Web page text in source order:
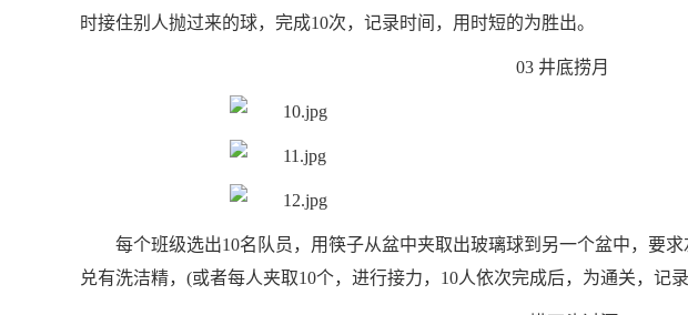
时接住别人抛过来的球，完成10次，记录时间，用时短的为胜出。
03 井底捞月
每个班级选出10名队员，用筷子从盆中夹取出玻璃球到另一个盆中，要
兑有洗洁精，(或者每人夹取10个，进行接力，10人依次完成后，为通关，记录